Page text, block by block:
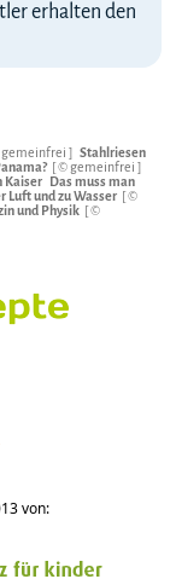
erhalten den
gemeinfrei ] Stahlriesen
[ © gemeinfrei ]
Kaiser Das muss man
Luft und zu Wasser [ ©
und Physik [ ©
von: